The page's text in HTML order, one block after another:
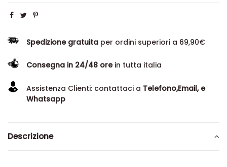
Spedizione gratuita per ordini superiori a 69,90€
Consegna in 24/48 orein tutta italia
Assistenza Clienti: contattaci a Telefono,Email, e
Whatsapp
Descrizione